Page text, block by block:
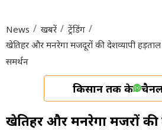
News खबरें
ट्रेंडिंग
खेतिहर और मनरेगा मजदूरों की देशव्यापी
समर्थन
किसान तक के
खेतिहर और मनरेगा मजदूरों